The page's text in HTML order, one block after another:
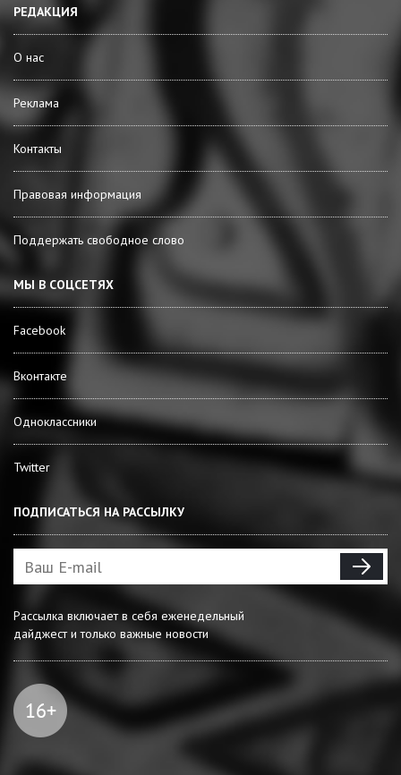
РЕДАКЦИЯ
О нас
Реклама
Контакты
Правовая информация
Поддержать свободное слово
МЫ В СОЦСЕТЯХ
Facebook
Вконтакте
Одноклассники
Twitter
ПОДПИСАТЬСЯ НА РАССЫЛКУ
Рассылка включает в себя еженедельный
дайджест и только важные новости